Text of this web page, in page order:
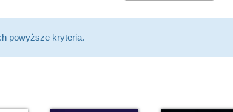
powyższe kryteria.